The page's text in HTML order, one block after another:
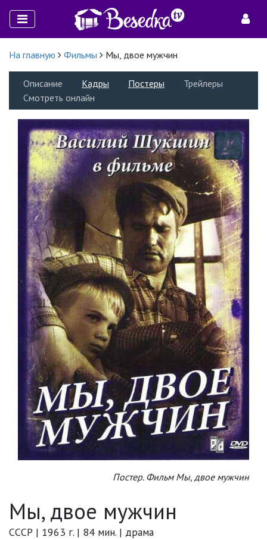
На главную Фильмы Мы, двое мужчин
Описание Кадры Постеры
Трейлеры
Смотреть онлайн
Постер. Фильм Мы, двое мужчин
Мы, двое мужчин
СССР | 1963 г. | 84 мин. | драма